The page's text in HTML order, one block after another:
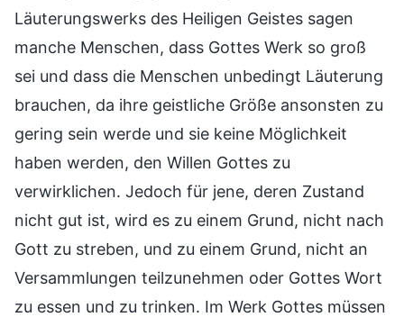
Läuterungswerks des Heiligen Geistes sagen
manche Menschen, dass Gottes Werk so groß
sei und dass die Menschen unbedingt Läuterung
brauchen, da ihre geistliche Größe ansonsten zu
gering sein werde und sie keine Möglichkeit
haben werden, den Willen Gottes zu
verwirklichen. Jedoch für jene, deren Zustand
nicht gut ist, wird es zu einem Grund, nicht nach
Gott zu streben, und zu einem Grund, nicht an
Versammlungen teilzunehmen oder Gottes Wort
zu essen und zu trinken. Im Werk Gottes müssen